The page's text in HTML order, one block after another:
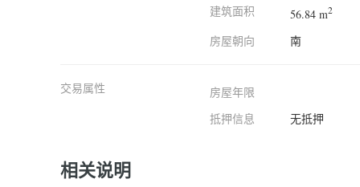
建筑面积
56.84 m2
房屋朝向 南
交易属性
房屋年限
抵押信息
无抵押
相关说明